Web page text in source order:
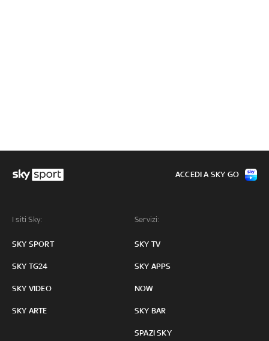
I siti Sky:
SKY SPORT
SKY TG24
SKY VIDEO
SKY ARTE
Servizi:
SKY TV
SKY APPS
NOW
SKY BAR
SPAZI SKY
ACCEDI A SKY GO